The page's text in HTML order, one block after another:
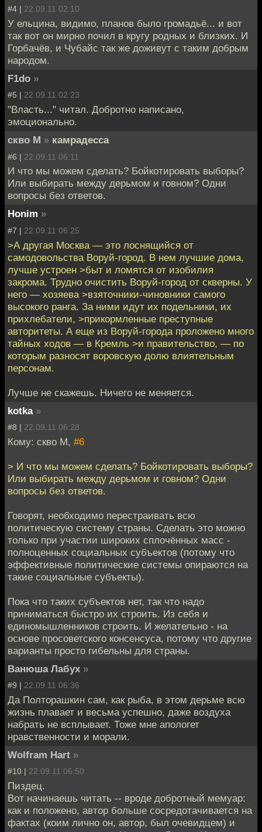
#4 | 22.09.11 02:10
У ельцина, видимо, планов было громадьё... и вот
так вот он мирно почил в кругу родных и близких. И
Горбачёв, и Чубайс так же доживут с таким добрым
народом.
F1do »
#5 | 22.09.11 02:23
"Власть..." читал. Добротно написано,
эмоционально.
скво М » камрадесса
#6 | 22.09.11 06:11
И что мы можем сделать? Бойкотировать выборы?
Или выбирать между дерьмом и говном? Одни
вопросы без ответов.
Honim »
#7 | 22.09.11 06:25
>А другая Москва — это лоснящийся от
самодовольства Воруй-город. В нем лучшие дома,
лучше устроен >быт и ломятся от изобилия
закрома. Трудно очистить Воруй-город от скверны. У
него — хозяева >взяточники-чиновники самого
высокого ранга. За ними идут их подельники, их
прихлебатели, >прикормленные преступные
авторитеты. А еще из Воруй-города проложено много
тайных ходов — в Кремль >и правительство, — по
которым разносят воровскую долю влиятельным
персонам.
Лучше не скажешь. Ничего не меняется.
kotka »
#8 | 22.09.11 06:28
Кому: скво М, #6
> И что мы можем сделать? Бойкотировать выборы?
Или выбирать между дерьмом и говном? Одни
вопросы без ответов.
Говорят, необходимо перестраивать всю
политическую систему страны. Сделать это можно
только при участии широких сплочённых масс -
полноценных социальных субъектов (потому что
эффективные политические системы опираются на
такие социальные субъекты).
Пока что таких субъектов нет, так что надо
приниматься быстро их строить. Из себя и
единомышленников строить. И желательно - на
основе просоветского консенсуса, потому что другие
варианты просто гибельны для страны.
Ванюша Лабух »
#9 | 22.09.11 06:36
Да Полторашкин сам, как рыба, в этом дерьме всю
жизнь плавает и весьма успешно, даже воздуха
набрать не всплывает. Тоже мне апологет
нравственности и морали.
Wolfram Hart »
#10 | 22.09.11 06:50
Пиздец.
Вот начинаешь читать -- вроде добротный мемуар:
как и положено, автор больше сосредотачивается на
фактах (коим лично он, автор, был очевидцем) и